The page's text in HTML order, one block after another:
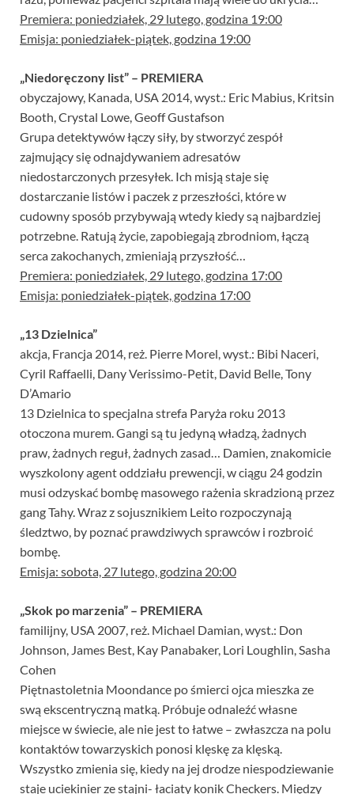
Premiera: poniedziałek, 29 lutego, godzina 19:00
Emisja: poniedziałek-piątek, godzina 19:00
„Niedoręczony list” – PREMIERA
obyczajowy, Kanada, USA 2014, wyst.: Eric Mabius, Kritsin
Booth, Crystal Lowe, Geoff Gustafson
Grupa detektywów łączy siły, by stworzyć zespół
zajmujący się odnajdywaniem adresatów
niedostarczonych przesyłek. Ich misją staje się
dostarczanie listów i paczek z przeszłości, które w
cudowny sposób przybywają wtedy kiedy są najbardziej
potrzebne. Ratują życie, zapobiegają zbrodniom, łączą
serca zakochanych, zmieniają przyszłość…
Premiera: poniedziałek, 29 lutego, godzina 17:00
Emisja: poniedziałek-piątek, godzina 17:00
„13 Dzielnica”
akcja, Francja 2014, reż. Pierre Morel, wyst.: Bibi Naceri,
Cyril Raffaelli, Dany Verissimo-Petit, David Belle, Tony
D’Amario
13 Dzielnica to specjalna strefa Paryża roku 2013
otoczona murem. Gangi są tu jedyną władzą, żadnych
praw, żadnych reguł, żadnych zasad… Damien, znakomicie
wyszkolony agent oddziału prewencji, w ciągu 24 godzin
musi odzyskać bombę masowego rażenia skradzioną przez
gang Tahy. Wraz z sojusznikiem Leito rozpoczynają
śledztwo, by poznać prawdziwych sprawców i rozbroić
bombę.
Emisja: sobota, 27 lutego, godzina 20:00
„Skok po marzenia” – PREMIERA
familijny, USA 2007, reż. Michael Damian, wyst.: Don
Johnson, James Best, Kay Panabaker, Lori Loughlin, Sasha
Cohen
Piętnastoletnia Moondance po śmierci ojca mieszka ze
swą ekscentryczną matką. Próbuje odnaleźć własne
miejsce w świecie, ale nie jest to łatwe – zwłaszcza na polu
kontaktów towarzyskich ponosi klęskę za klęską.
Wszystko zmienia się, kiedy na jej drodze niespodziewanie
staje uciekinier ze stajni- łaciaty konik Checkers. Między